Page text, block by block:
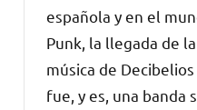
española y en el
Punk, la llegada de
música de
fue, y es, una banda